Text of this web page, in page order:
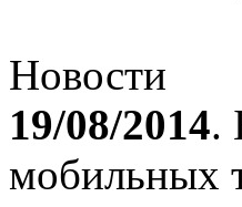
Новости
19/08/2014.
мобильных